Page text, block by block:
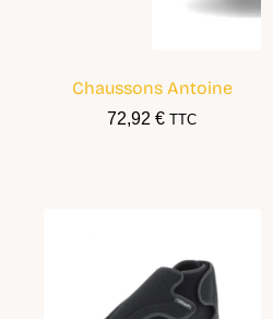
Chaussons Antoine
72,92€ TTC